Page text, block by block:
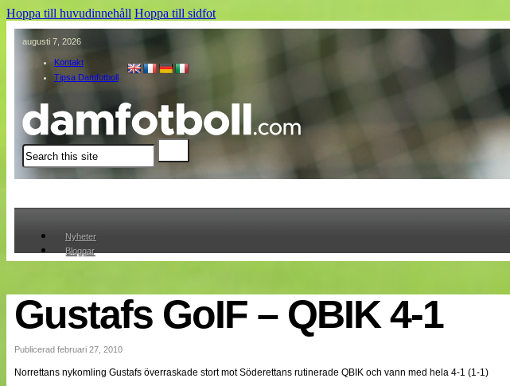
Hoppa till huvudinnehåll Hoppa till sidfot
augusti 7, 2026
Kontakt
Tipsa Damfotboll
Sök
Nyheter
Bloggar
Cuper
Medlemmar
Medlemsbilder
Om oss
Split vision
Gustafs GoIF – QBIK 4-1
Publicerad februari 27, 2010
Norrettans nykomling Gustafs överraskade stort mot Söderettans rutinerade QBIK och vann med hela 4-1 (1-1)